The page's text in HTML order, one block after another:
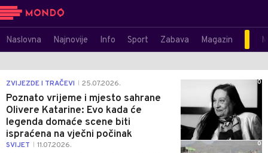
Naslovna Najnovije Info Sport Zabava Magazin
ZVIJEZDE I TRAČEVI 25.07.2026.
Poznato vrijeme i mjesto sahrane
Olivere Katarine: Evo kada će
legenda domaće scene biti
ispraćena na vječni počinak
0
SVIJET 11.07.2026. 0